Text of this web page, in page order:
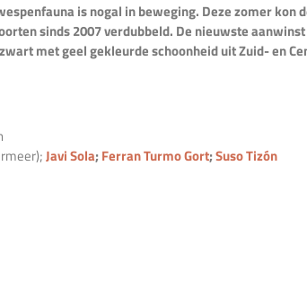
is nogal in beweging. Deze zomer kon
sinds 2007 verdubbeld. De nieuwste
met geel gekleurde schoonheid uit Zuid- en
Javi Sola;Ferran Turmo Gort;Suso Tizón